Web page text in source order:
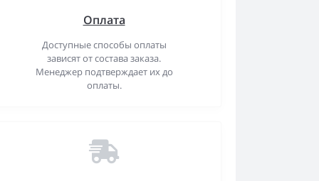
Оплата
Доступные способы оплаты
зависят от состава заказа.
Менеджер подтверждает их до
оплаты.